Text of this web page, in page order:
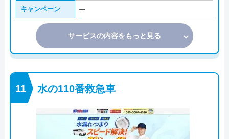
キャンペーン ―
サービスの内容をもっと見る
水の110番救急車